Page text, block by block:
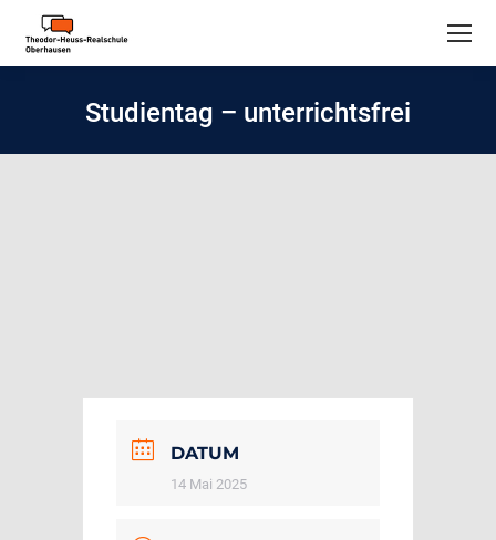
Studientag – unterrichtsfrei
DATUM
14 Mai 2025